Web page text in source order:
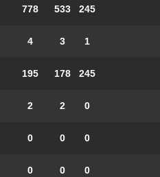
245
533
778
1
3
4
245
178
195
0
2
2
0
0
0
0
0
0